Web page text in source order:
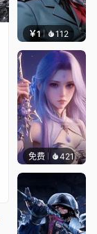
￥1 112 宅婳氏
免费 421好看